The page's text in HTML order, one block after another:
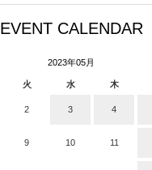
EVENT CALENDAR
2023年05月
火 水 木
2 3 4
9 10 11